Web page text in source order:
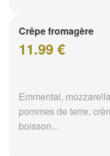
Crêpe fromagère
11.99 €
Emmental,
pommes de terre,
boisson...